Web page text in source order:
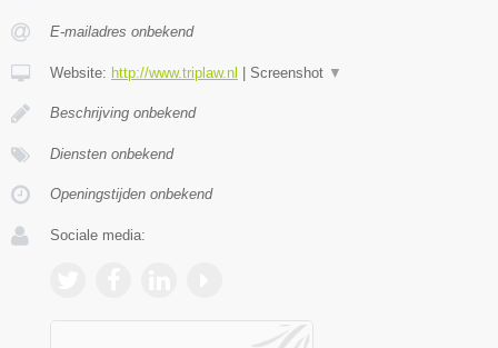
E-mailadres onbekend
Website: http://www.triplaw.nl Screenshot ▼
Beschrijving onbekend
Diensten onbekend
Openingstijden onbekend
Sociale media: